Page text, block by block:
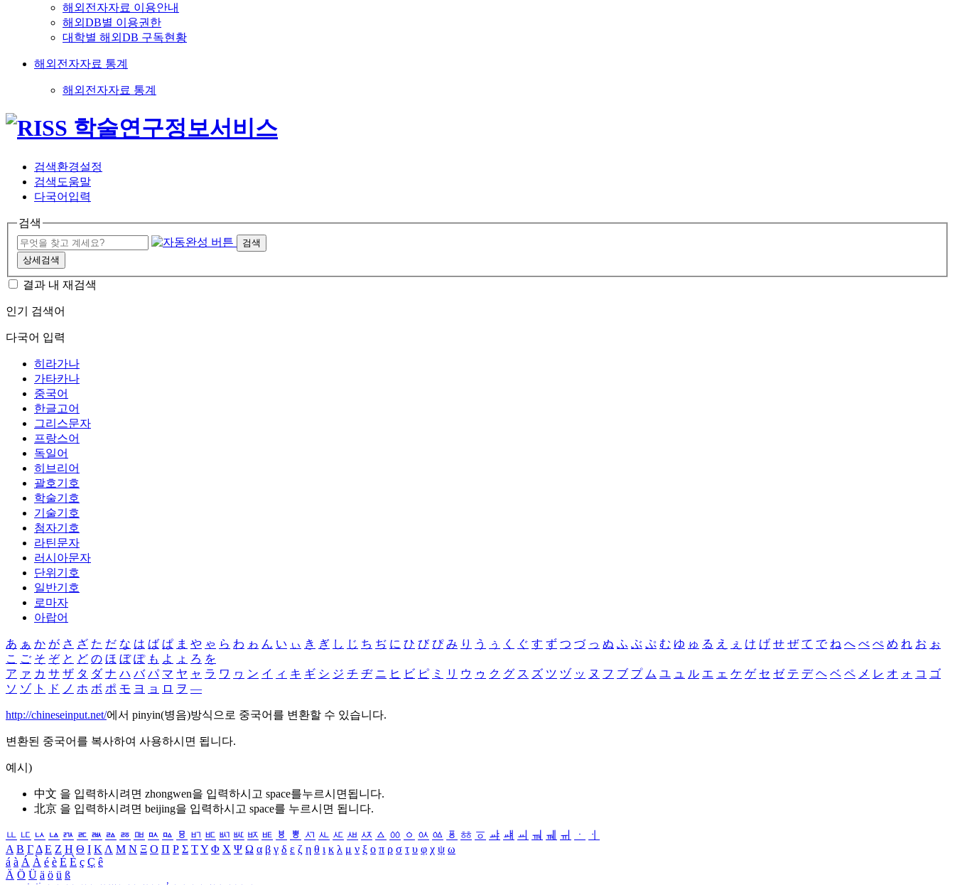
해외전자자료 이용안내
해외DB별 이용권한
대학별 해외DB 구독현황
해외전자자료 통계
해외전자자료 통계
검색환경설정
검색도움말
다국어입력
검색
검색
상세검색
결과 내 재검색
인기 검색어
다국어 입력
히라가나
가타카나
중국어
한글고어
그리스문자
프랑스어
독일어
히브리어
괄호기호
학술기호
기술기호
첨자기호
라틴문자
러시아문자
단위기호
일반기호
로마자
아랍어
あ ぁ か が さ ざ た だ な は ば ぱ ま や ゃ ら わ ゎ ん い ぃ き ぎ し じ ち ぢ に ひ び ぴ み り う ぅ く ぐ す ず つ づ っ ぬ ふ ぶ ぷ む ゆ ゅ る え ぇ け げ せ ぜ て で ね へ べ ぺ め れ お ぉ
こ ご そ ぞ と ど の ほ ぼ ぽ も よ ょ ろ を
ア ァ カ サ ザ タ ダ ナ ハ バ パ マ ヤ ャ ラ ワ ヮ ン イ ィ キ ギ シ ジ チ ヂ ニ ヒ ビ ピ ミ リ ウ ゥ ク グ ス ズ ツ ヅ ッ ヌ フ ブ プ ム ユ ュ ル エ ェ ケ ゲ セ ゼ テ デ ヘ ベ ペ メ レ オ ォ コ ゴ
ソ ゾ ト ド ノ ホ ボ ポ モ ヨ ョ ロ ヲ ―
http://chineseinput.net/에서 pinyin(병음)방식으로 중국어를 변환할 수 있습니다.
변환된 중국어를 복사하여 사용하시면 됩니다.
예시)
中文 을 입력하시려면 zhongwen을 입력하시고 space를누르시면됩니다.
北京 을 입력하시려면 beijing을 입력하시고 space를 누르시면 됩니다.
ㅥ ㅦ ㅧ ㅨ ㅩ ㅪ ㅫ ㅬ ㅭ ㅮ ㅯ ㅰ ㅱ ㅲ ㅳ ㅴ ㅵ ㅶ ㅷ ㅸ ㅹ ㅺ ㅻ ㅼ ㅽ ㅾ ㅿ ㆀ ㆁ ㆂ ㆃ ㆄ ㆅ ㆆ ㆇ ㆈ ㆉ ㆊ ㆋ ㆌ ㆍ
ㆎ
Α Β ΓΔ Ε Ζ Η Θ Ι ΚΛ Μ Ν Ξ Ο Π Ρ Σ ΤΥ Φ Χ Ψ Ω α β γ δ ε ζ η θ ι κ λ μ ν ξ ο π ρ σ τ υ φ χ ψ ω
á à Á À é è É È ç Ç ê
Ä Ö Ü ä ö ü ß